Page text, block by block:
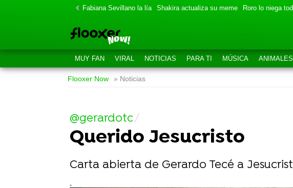
Fabiana Sevillano la lía Shakira actualiza su meme Roro lo niega
MUY FAN VIRAL NOTICIAS PARA TI MÚSICA ANIMALES
Flooxer Now » Noticias
@gerardotc
Querido Jesucristo
Carta abierta de Gerardo Tecé a
-